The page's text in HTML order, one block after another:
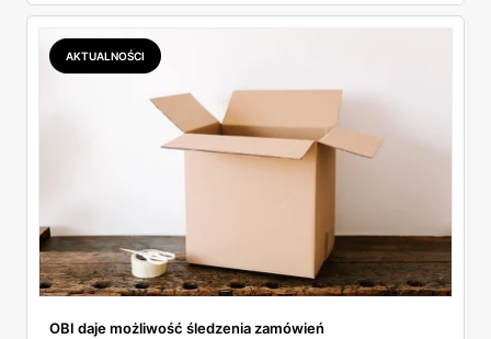
najciekawszych ofert i krótko je scharakteryzowaliśmy.
AKTUALNOŚCI
OBI daje możliwość śledzenia zamówień